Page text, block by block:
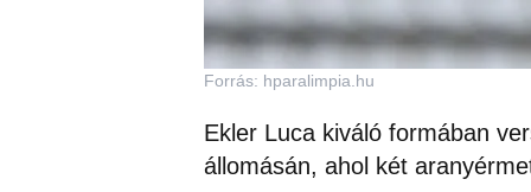
Forrás: hparalimpia.hu
Ekler Luca kiváló formában
állomásán, ahol két